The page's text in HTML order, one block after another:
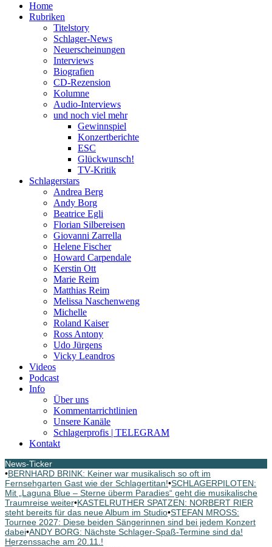
Home
Rubriken
Titelstory
Schlager-News
Neuerscheinungen
Interviews
Biografien
CD-Rezension
Kolumne
Audio-Interviews
und noch viel mehr
Gewinnspiel
Konzertberichte
ESC
Glückwunsch!
TV-Kritik
Schlagerstars
Andrea Berg
Andy Borg
Beatrice Egli
Florian Silbereisen
Giovanni Zarrella
Helene Fischer
Howard Carpendale
Kerstin Ott
Marie Reim
Matthias Reim
Melissa Naschenweng
Michelle
Roland Kaiser
Ross Antony
Udo Jürgens
Vicky Leandros
Videos
Podcast
Info
Über uns
Kommentarrichtlinien
Unsere Kanäle
Schlagerprofis | TELEGRAM
Kontakt
News-Ticker
•BERNHARD BRINK: Keiner war musikalisch so oft im
Fernsehgarten Gast wie der Schlagertitan!•SCHLAGERPILOTEN:
Mit „Laguna Blue – Sterne überm Paradies“ geht die musikalische
Traumreise weiter•KASTELRUTHER SPATZEN: NORBERT RIER
steht bereits für das neue Album im Studio•STEFAN MROSS:
Tournee 2027: Diese beiden Sängerinnen sind bei jedem Konzert
dabei•ANDY BORG: Nächste Schlager-Spaß-Termine sind da!
Herzenssache am 20.11.!